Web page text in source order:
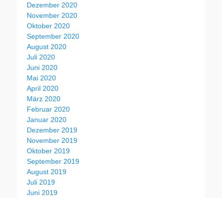
Dezember 2020
November 2020
Oktober 2020
September 2020
August 2020
Juli 2020
Juni 2020
Mai 2020
April 2020
März 2020
Februar 2020
Januar 2020
Dezember 2019
November 2019
Oktober 2019
September 2019
August 2019
Juli 2019
Juni 2019